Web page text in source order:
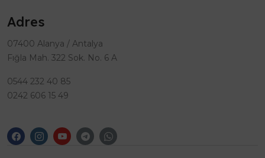
Adres
07400 Alanya / Antalya
Fığla Mah. 322 Sok. No. 6 A
0544 232 40 85
0242 606 15 49